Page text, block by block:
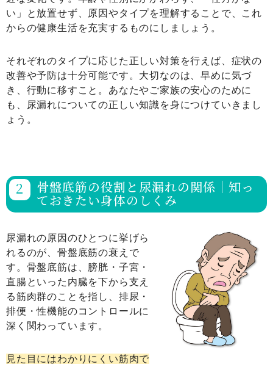
い」と放置せず、原因やタイプを理解することで、これ
からの健康生活を充実するものにしましょう。
それぞれのタイプに応じた正しい対策を行えば、症状の
改善や予防は十分可能です。大切なのは、早めに気づ
き、行動に移すこと。あなたやご家族の安心のために
も、尿漏れについての正しい知識を身につけていきまし
ょう。
骨盤底筋の役割と尿漏れの関係｜知っ
ておきたい身体のしくみ
尿漏れの原因のひとつに挙げら
れるのが、骨盤底筋の衰えで
す。骨盤底筋は、膀胱・子宮・
直腸といった内臓を下から支え
る筋肉群のことを指し、排尿・
排便・性機能のコントロールに
深く関わっています。
見た目にはわかりにくい筋肉で